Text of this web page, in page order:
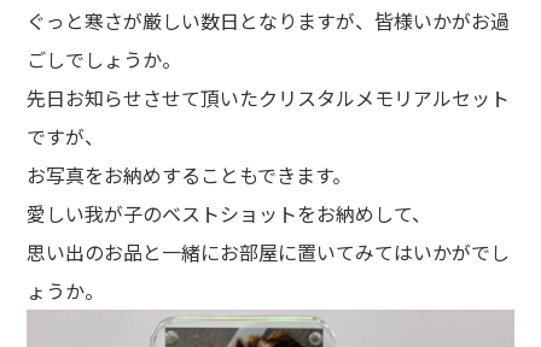
ぐっと寒さが厳しい数日となりますが、皆様いかがお過
ごしでしょうか。
先日お知らせさせて頂いたクリスタルメモリアルセット
ですが、
お写真をお納めすることもできます。
愛しい我が子のベストショットをお納めして、
思い出のお品と一緒にお部屋に置いてみてはいかがでし
ょうか。